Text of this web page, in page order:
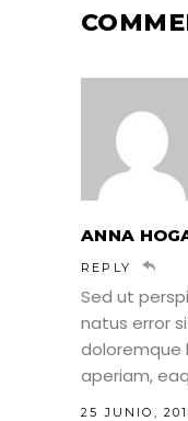
ANNA
REPLY
Sed ut
natus error
doloremque
aperiam,
25 JUNIO,